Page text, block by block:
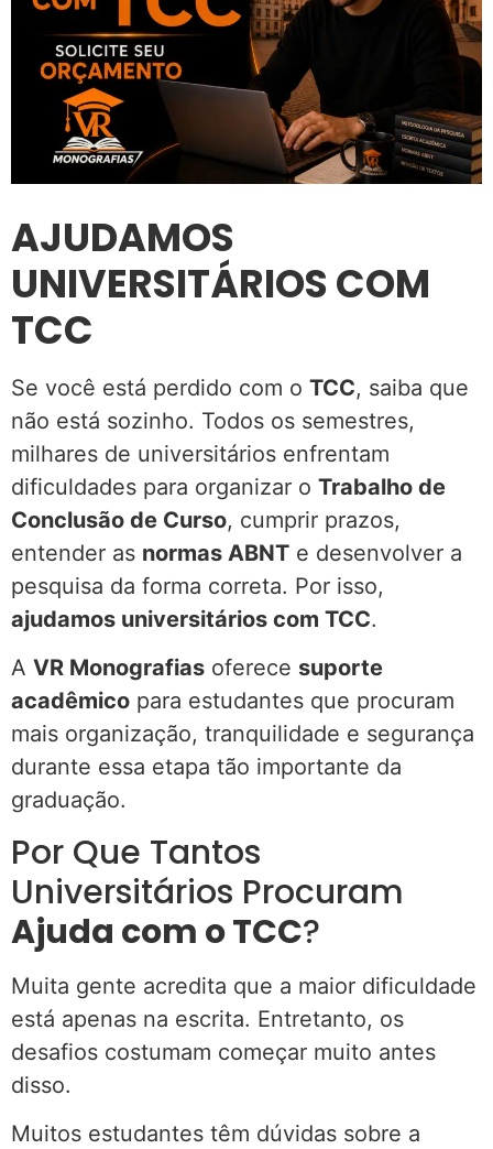
AJUDAMOS
UNIVERSITÁRIOS COM
TCC
Se você está perdido com o TCC, saiba que
não está sozinho. Todos os semestres,
milhares de universitários enfrentam
dificuldades para organizar o Trabalho de
Conclusão de Curso, cumprir prazos,
entender as normas ABNT e desenvolver a
pesquisa da forma correta. Por isso,
ajudamos universitários com TCC.
A VR Monografias oferece suporte
acadêmico para estudantes que procuram
mais organização, tranquilidade e segurança
durante essa etapa tão importante da
graduação.
Por Que Tantos
Universitários Procuram
Ajuda com o TCC?
Muita gente acredita que a maior dificuldade
está apenas na escrita. Entretanto, os
desafios costumam começar muito antes
disso.
Muitos estudantes têm dúvidas sobre a